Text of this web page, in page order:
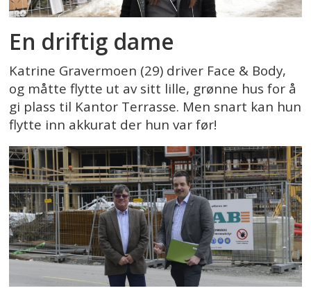
En driftig dame
Katrine Gravermoen (29) driver Face & Body,
og måtte flytte ut av sitt lille, grønne hus for å
gi plass til Kantor Terrasse. Men snart kan hun
flytte inn akkurat der hun var før!